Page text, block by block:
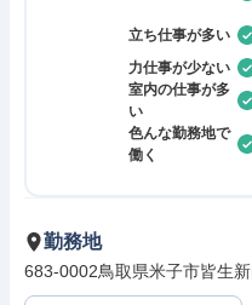
立ち仕事が多い
力仕事が少ない
室内の仕事が多
い
色んな勤務地で
働く
勤務地
683-0002鳥取県米子市皆生